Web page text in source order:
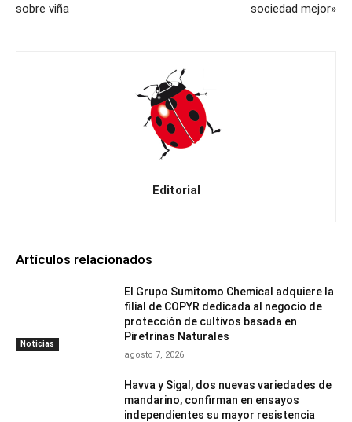
sobre viña
sociedad mejor»
Editorial
Artículos relacionados
Noticias
El Grupo Sumitomo Chemical adquiere la
filial de COPYR dedicada al negocio de
protección de cultivos basada en
Piretrinas Naturales
agosto 7, 2026
Havva y Sigal, dos nuevas variedades de
mandarino, confirman en ensayos
independientes su mayor resistencia